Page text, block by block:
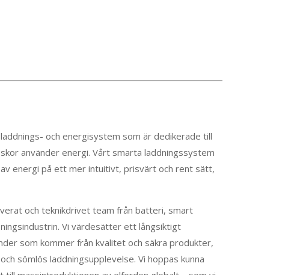
och energisystem som är dedikerade till
använder energi. Vårt smarta laddningssystem
energi på ett mer intuitivt, prisvärt och rent sätt,
och teknikdrivet team från batteri, smart
Vi värdesätter ett långsiktigt
som kommer från kvalitet och säkra produkter,
sömlös laddningsupplevelse. Vi hoppas kunna